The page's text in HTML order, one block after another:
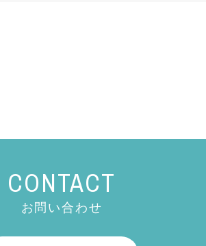
CONTACT
お問い合わせ